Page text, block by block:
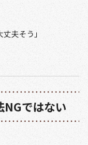
夫そう」
NGではない